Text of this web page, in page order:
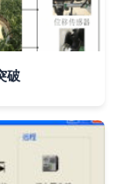
破